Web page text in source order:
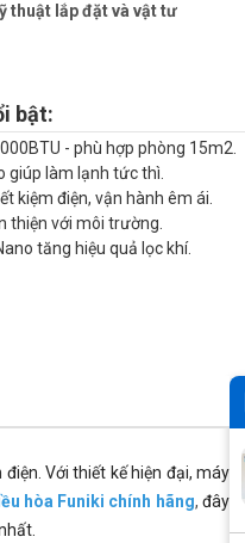
thuật lắp đặt và vật tư
bật:
- phù hợp phòng 15m2.
giúp làm lạnh tức thì.
kiệm điện, vận hành êm ái.
thiện với môi trường.
tăng hiệu quả lọc khí.
Với thiết kế hiện đại, máy
hòa Funiki chính hãng, đây